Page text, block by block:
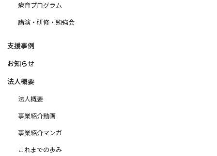
療育プログラム
講演・研修・勉強会
支援事例
お知らせ
法人概要
法人概要
事業紹介動画
事業紹介マンガ
これまでの歩み